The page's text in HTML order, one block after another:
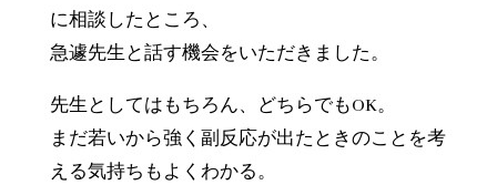
に相談したところ、
急遽先生と話す機会をいただきました。
先生としてはもちろん、どちらでもOK。
まだ若いから強く副反応が出たときのことを考
える気持ちもよくわかる。